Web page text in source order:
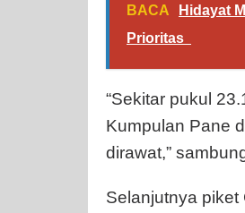
BACA
Hidayat
Prioritas
“Sekitar pukul
Kumpulan Pane
dirawat,”
Selanjutnya